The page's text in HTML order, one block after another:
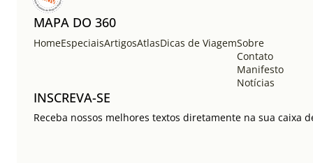
MAPA DO 360
HomeEspeciaisArtigosAtlasDicas de ViagemSobre
Contato
Manifesto
Notícias
INSCREVA-SE
Receba nossos melhores textos diretamente na sua caixa